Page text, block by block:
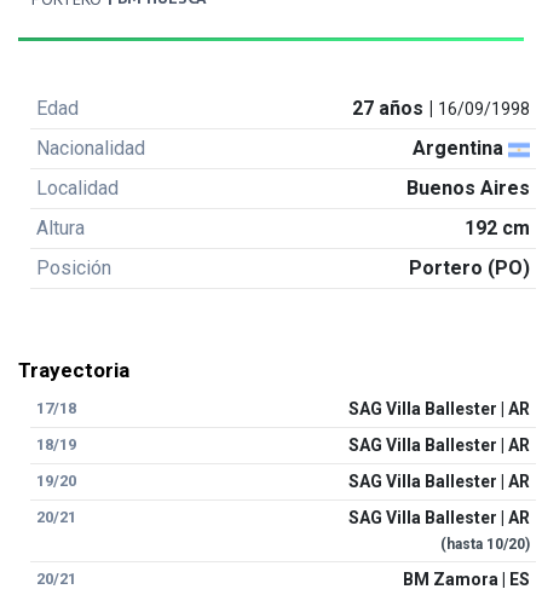
Edad 27 años | 16/09/1998
Nacionalidad
Argentina
Localidad
Buenos Aires
Altura
192 cm
Posición
Portero (PO)
Trayectoria
17/18 SAG Villa Ballester | AR
18/19 SAG Villa Ballester | AR
19/20 SAG Villa Ballester | AR
20/21 SAG Villa Ballester | AR
(hasta 10/20)
20/21 BM Zamora | ES